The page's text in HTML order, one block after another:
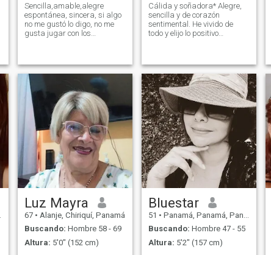
Sencilla,amable,alegre
espontánea, sincera, si algo
no me gustó lo digo, no me
gusta jugar con los
gusta el cigarrillo ni el licor,
no me gustan los tatuaje.
Cálida y soñadora* Alegre,
sencilla y de corazón
sentimental. He vivido de
todo y elijo lo positivo
sintiendo la hierba. Valoro la
sinceridad y la honestidad
por encima de todo. Busco
tranquilidad y alguien con
quien compartir atardeceres
sin prisa.
Luz Mayra
67 • Alanje, Chiriquí, Panamá
Buscando: Hombre 58 - 69
Altura: 5'0" (152 cm)
Bluestar
51 • Panamá, Panamá, Panamá
Buscando: Hombre 47 - 55
Altura: 5'2" (157 cm)